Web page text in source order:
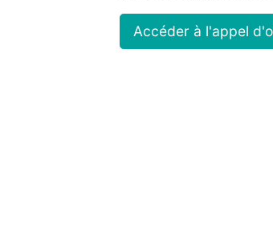
Accéder à l'appel